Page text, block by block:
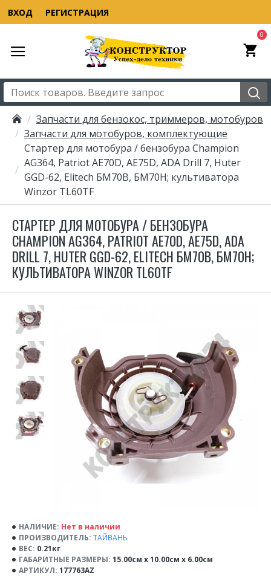
ВХОД РЕГИСТРАЦИЯ
0
Запчасти для бензокос, триммеров, мотобуров
Запчасти для мотобуров, комплектующие
Стартер для мотобура / бензобура Champion
AG364, Patriot AE70D, AE75D, ADA Drill 7, Huter
GGD-62, Elitech БМ70В, БМ70Н; культиватора
Winzor TL60TF
СТАРТЕР ДЛЯ МОТОБУРА / БЕНЗОБУРА
CHAMPION AG364, PATRIOT AE70D, AE75D, ADA
DRILL 7, HUTER GGD-62, ELITECH БМ70В, БМ70Н;
КУЛЬТИВАТОРА WINZOR TL60TF
НАЛИЧИЕ: Нет в наличии
ПРОИЗВОДИТЕЛЬ: ТАЙВАНЬ
ВЕС: 0.21кг
ГАБАРИТНЫЕ РАЗМЕРЫ: 15.00см x 10.00см x 6.00см
АРТИКУЛ: 177763AZ